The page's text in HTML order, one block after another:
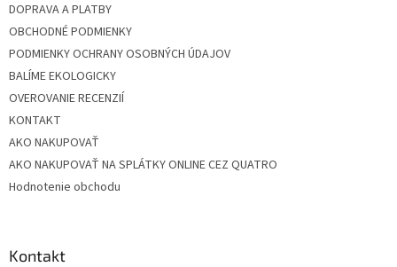
DOPRAVA A PLATBY
OBCHODNÉ PODMIENKY
PODMIENKY OCHRANY OSOBNÝCH ÚDAJOV
BALÍME EKOLOGICKY
OVEROVANIE RECENZIÍ
KONTAKT
AKO NAKUPOVAŤ
AKO NAKUPOVAŤ NA SPLÁTKY ONLINE CEZ QUATRO
Hodnotenie obchodu
Kontakt